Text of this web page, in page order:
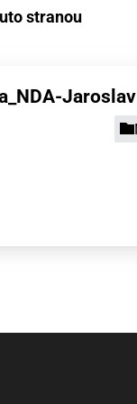
stranou